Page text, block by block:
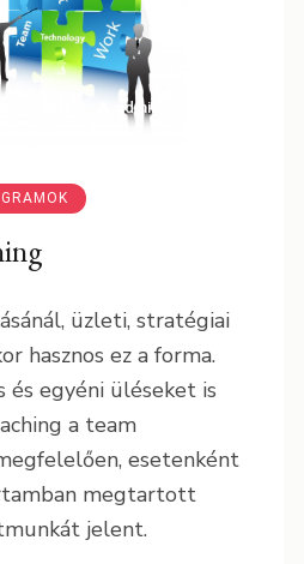
admin
üzleti, stratégiai
hasznos ez a forma.
és egyéni üléseket is
a team
esetenként
megtartott
jelent.